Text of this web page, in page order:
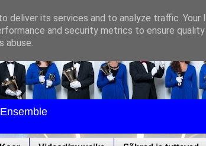
deliver its services and to analyze traffic. Your
and security metrics to ensure
abuse.